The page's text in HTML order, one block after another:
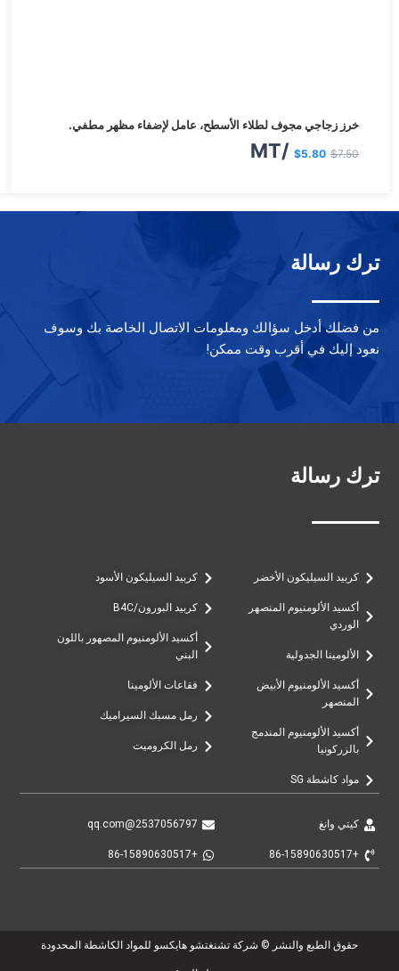
خرز زجاجي مجوف لطلاء الأسطح، عامل لإضفاء مظهر مطفي.
$7.50
الأصلي
$7.50.
$5.80
الحالي
$5.80.
/MT
ترك رسالة
من فضلك أدخل سؤالك ومعلومات الاتصال الخاصة بك وسوف
نعود إليك في أقرب وقت ممكن!
ترك رسالة
كربيد السيليكون الأخضر
أكسيد الألومنيوم المنصهر
الوردي
الألومينا الجدولية
أكسيد الألومنيوم الأبيض
المنصهر
أكسيد الألومنيوم المندمج
بالزركونيا
مواد كاشطة SG
كربيد السيليكون الأسود
كربيد البورون/B4C
أكسيد الألومنيوم المصهور باللون
البني
فقاعات الألومينا
رمل مسبك السيراميك
رمل الكروميت
كيتي وانغ
+86-15890630517
2537056797@qq.com
+86-15890630517
حقوق الطبع والنشر © شركة تشنغتشو هايكسو للمواد الكاشطة المحدودة